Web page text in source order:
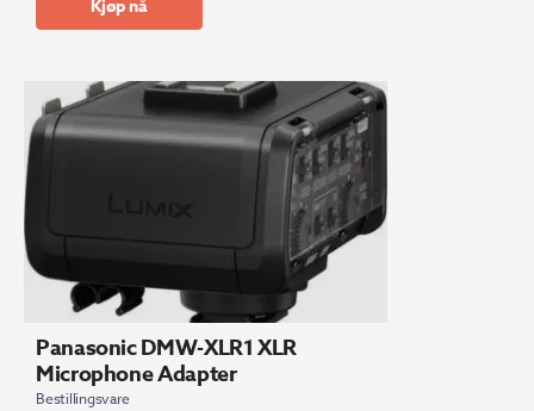
Kjøp nå
Panasonic DMW-XLR1 XLR
Microphone Adapter
Bestillingsvare